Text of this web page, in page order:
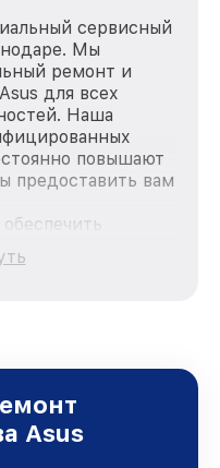
сервисный
Мы
ремонт и
для всех
Наша
повышают
предоставить вам
ремонт для
Asus, вне
уровень
клиентов.
Asus